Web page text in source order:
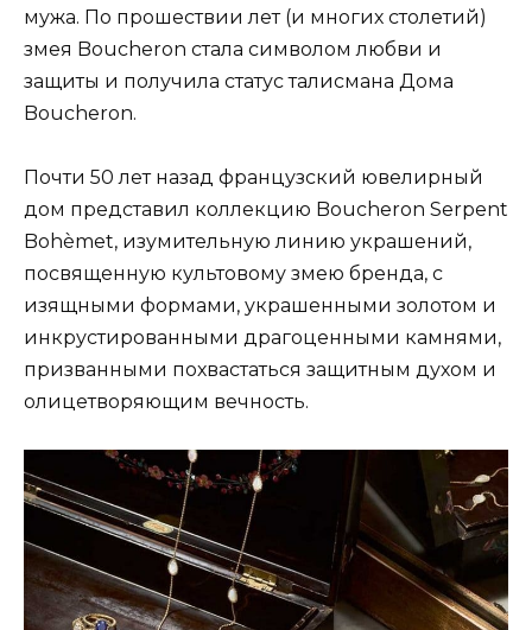
мужа. По прошествии лет (и многих столетий)
змея Boucheron стала символом любви и
защиты и получила статус талисмана Дома
Boucheron.
Почти 50 лет назад французский ювелирный
дом представил коллекцию Boucheron Serpent
Bohèmet, изумительную линию украшений,
посвященную культовому змею бренда, с
изящными формами, украшенными золотом и
инкрустированными драгоценными камнями,
призванными похвастаться защитным духом и
олицетворяющим вечность.